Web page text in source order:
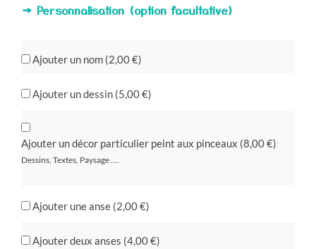
→ Personnalisation (option facultative)
Ajouter un nom (2,00€)
Ajouter un dessin (5,00€)
Ajouter un décor particulier peint aux pinceaux (8,00€)
Dessins, Textes, Paysage ....
Ajouter une anse (2,00€)
Ajouter deux anses (4,00€)